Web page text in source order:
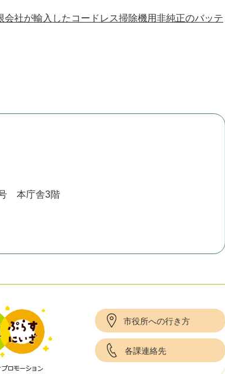
会社が輸入したコードレス掃除機用非純正のバッテ
本庁舎3階
市役所への行き方
各課連絡先